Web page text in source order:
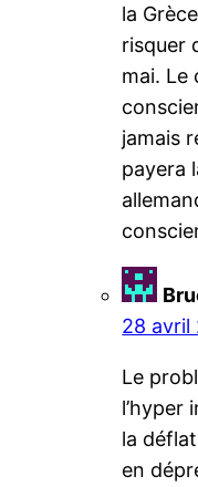
la
risquer
mai. Le
jamais
payera
28 avril
Le
l’hyper
la
en